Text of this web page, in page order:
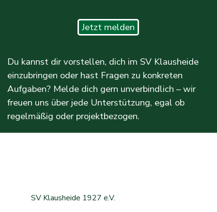
Jetzt melden
Du kannst dir vorstellen, dich im SV Klausheide
einzubringen oder hast Fragen zu konkreten
Aufgaben? Melde dich gern unverbindlich – wir
freuen uns über jede Unterstützung, egal ob
regelmäßig oder projektbezogen.
SV Klausheide 1927 e.V.